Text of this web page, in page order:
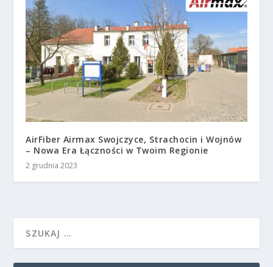
AirFiber Airmax Swojczyce, Strachocin i Wojnów
– Nowa Era Łączności w Twoim Regionie
2 grudnia 2023